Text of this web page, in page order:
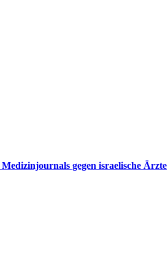
Medizinjournals gegen israelische Ärzte